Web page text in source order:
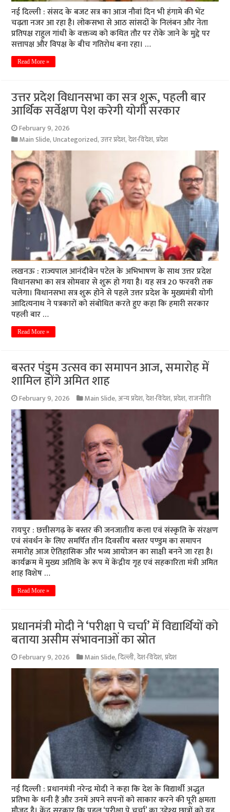
नई दिल्ली : संसद के बजट सत्र का आज नौवां दिन भी हंगामे की भेंट
चढ़ता नजर आ रहा है। लोकसभा से आठ सांसदों के निलंबन और नेता
प्रतिपक्ष राहुल गांधी के वक्तव्य को कथित तौर पर रोके जाने के मुद्दे पर
सत्तापक्ष और विपक्ष के बीच गतिरोध बना रहा। …
Read More »
उत्तर प्रदेश विधानसभा का सत्र शुरू, पहली बार
आर्थिक सर्वेक्षण पेश करेगी योगी सरकार
February 9, 2026
Main Slide,Uncategorized,उत्तर प्रदेश,देश-विदेश,प्रदेश
लखनऊ : राज्यपाल आनंदीबेन पटेल के अभिभाषण के साथ उत्तर प्रदेश
विधानसभा का सत्र सोमवार से शुरू हो गया है। यह सत्र 20 फरवरी तक
चलेगा। विधानसभा सत्र शुरू होने से पहले उत्तर प्रदेश के मुख्यमंत्री योगी
आदित्यनाथ ने पत्रकारों को संबोधित करते हुए कहा कि हमारी सरकार
पहली बार …
Read More »
बस्तर पंडुम उत्सव का समापन आज, समारोह में
शामिल होंगे अमित शाह
February 9, 2026 Main Slide,अन्य प्रदेश,देश-विदेश,प्रदेश,राजनीति
रायपुर : छत्तीसगढ़ के बस्तर की जनजातीय कला एवं संस्कृति के संरक्षण
एवं संवर्धन के लिए समर्पित तीन दिवसीय बस्तर पण्डुम का समापन
समारोह आज ऐतिहासिक और भव्य आयोजन का साक्षी बनने जा रहा है।
कार्यक्रम में मुख्य अतिथि के रूप में केंद्रीय गृह एवं सहकारिता मंत्री अमित
शाह विशेष …
Read More »
प्रधानमंत्री मोदी ने ‘परीक्षा पे चर्चा’ में विद्यार्थियों को
बताया असीम संभावनाओं का स्रोत
February 9, 2026 Main Slide,दिल्ली,देश-विदेश,प्रदेश
नई दिल्ली : प्रधानमंत्री नरेन्द्र मोदी ने कहा कि देश के विद्यार्थी अद्भुत
प्रतिभा के धनी हैं और उनमें अपने सपनों को साकार करने की पूरी क्षमता